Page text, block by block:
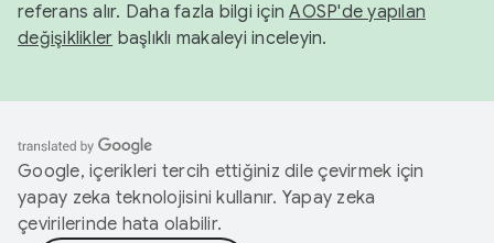
referans alır. Daha fazla bilgi içinAOSP'de yapılan
değişiklikler başlıklı makaleyi inceleyin.
Google, içerikleri tercih ettiğiniz dile çevirmek için
yapay zeka teknolojisini kullanır. Yapay zeka
çevirilerinde hata olabilir.